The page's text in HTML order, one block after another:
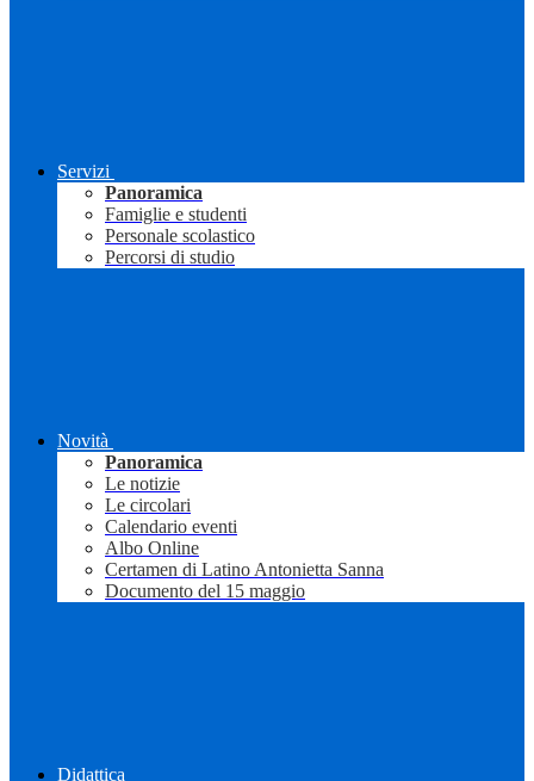
Servizi
Panoramica
Famiglie e studenti
Personale scolastico
Percorsi di studio
Novità
Panoramica
Le notizie
Le circolari
Calendario eventi
Albo Online
Certamen di Latino Antonietta Sanna
Documento del 15 maggio
Didattica